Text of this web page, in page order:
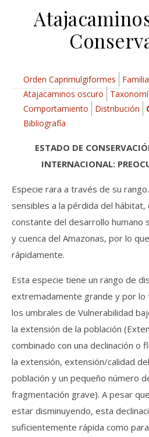
Orden Caprimulgiformes
Atajacaminos oscuro
Comportamiento
Distribución
Bibliografía
ESTADO DE
INTERNACIONAL:
Especie rara a través de su
sensibles a la pérdida del hábitat,
constante del desarrollo humano
y cuenca del Amazonas, por lo
rápidamente.
Esta especie tiene un rango de
extremadamente grande y por lo
los umbrales de Vulnerabilidad
la extensión de la población
combinado con una declinación o
la extensión, extensión/calidad
población y un pequeño número
fragmentación grave). A pesar
estar disminuyendo, esta
suficientemente rápida como